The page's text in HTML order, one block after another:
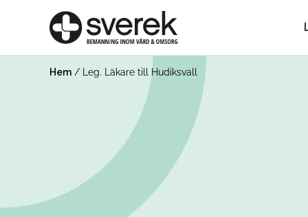
Hem / Leg. Läkare till Hudiksvall